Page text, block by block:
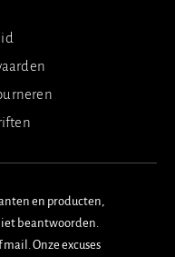
en producten,
beantwoorden.
Onze excuses